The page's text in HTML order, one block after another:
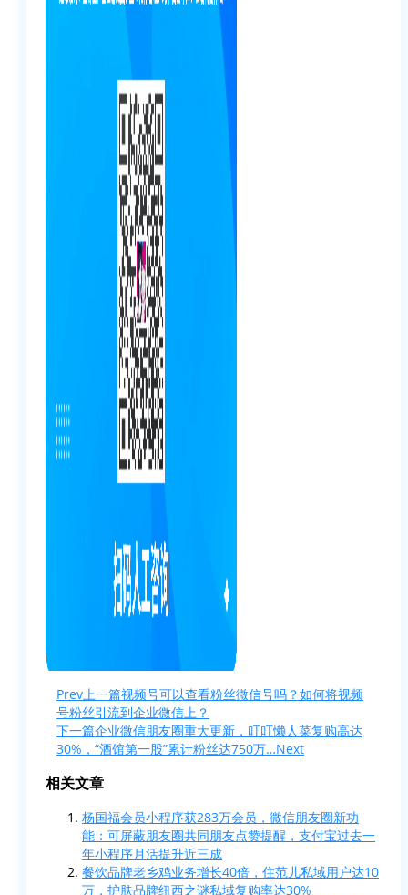
Prev上一篇视频号可以查看粉丝微信号吗？如何将视频
号粉丝引流到企业微信上？
下一篇企业微信朋友圈重大更新，叮叮懒人菜复购高达
30%，“酒馆第一股”累计粉丝达750万…Next
相关文章
杨国福会员小程序获283万会员，微信朋友圈新功
能：可屏蔽朋友圈共同朋友点赞提醒，支付宝过去一
年小程序月活提升近三成
餐饮品牌老乡鸡业务增长40倍，住范儿私域用户达10
万，护肤品牌纽西之谜私域复购率达30%